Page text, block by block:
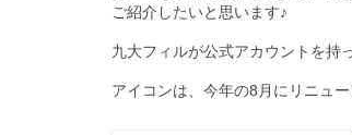
ご紹介したいと思います♪
九大フィルが公式アカウントを持
アイコンは、今年の8月にリニュ